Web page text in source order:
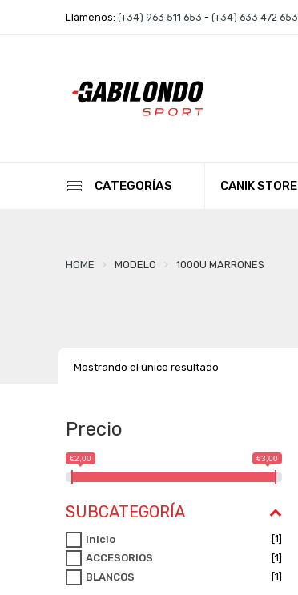
Llámenos: (+34) 963 511 653 - (+34) 633 472 653
CATEGORÍAS CANIK STORE
HOME MODELO 1000U MARRONES
Mostrando el único resultado
Precio
€2,00 €3,00
SUBCATEGORÍA
Inicio
[1]
ACCESORIOS
[1]
BLANCOS
[1]